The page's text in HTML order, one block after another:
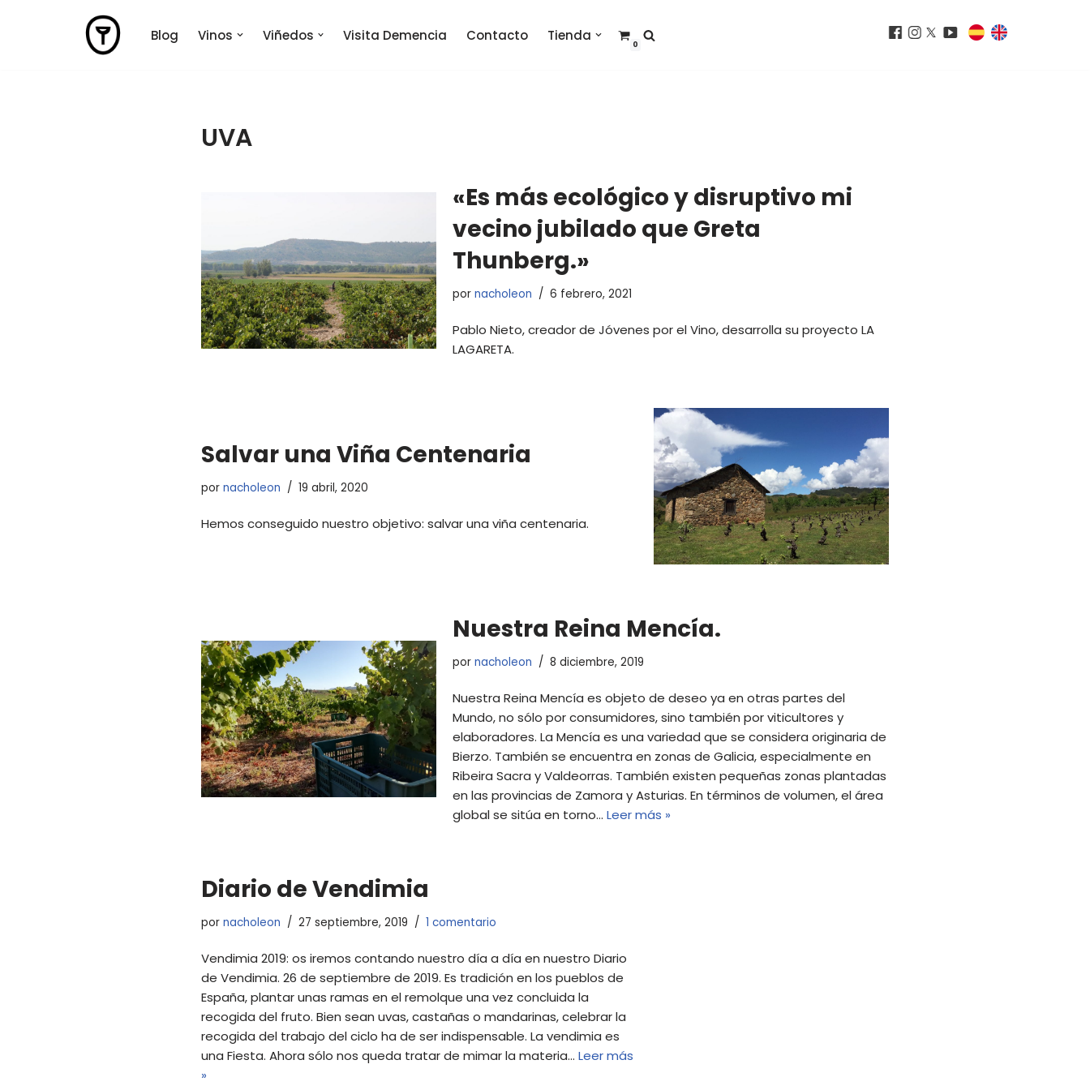
Blog Vinos Viñedos Visita Demencia Contacto Tienda
0
UVA
«Es más ecológico y disruptivo mi
vecino jubilado que Greta
Thunberg.»
por nacholeon 6 febrero, 2021
Pablo Nieto, creador de Jóvenes por el Vino, desarrolla su proyecto LA
LAGARETA.
Salvar una Viña Centenaria
pornacholeon 19 abril, 2020
Hemos conseguido nuestro objetivo: salvar una viña centenaria.
Nuestra Reina Mencía.
por nacholeon 8 diciembre, 2019
Nuestra Reina Mencía es objeto de deseo ya en otras partes del
Mundo, no sólo por consumidores, sino también por viticultores y
elaboradores. La Mencía es una variedad que se considera originaria de
Bierzo. También se encuentra en zonas de Galicia, especialmente en
Ribeira Sacra y Valdeorras. También existen pequeñas zonas plantadas
en las provincias de Zamora y Asturias. En términos de volumen, el área
global se sitúa en torno… Leer más »
Diario de Vendimia
pornacholeon 27 septiembre, 2019 1 comentario
Vendimia 2019: os iremos contando nuestro día a día en nuestro Diario
de Vendimia. 26 de septiembre de 2019. Es tradición en los pueblos de
España, plantar unas ramas en el remolque una vez concluida la
recogida del fruto. Bien sean uvas, castañas o mandarinas, celebrar la
recogida del trabajo del ciclo ha de ser indispensable. La vendimia es
una Fiesta. Ahora sólo nos queda tratar de mimar la materia…Leer más
»